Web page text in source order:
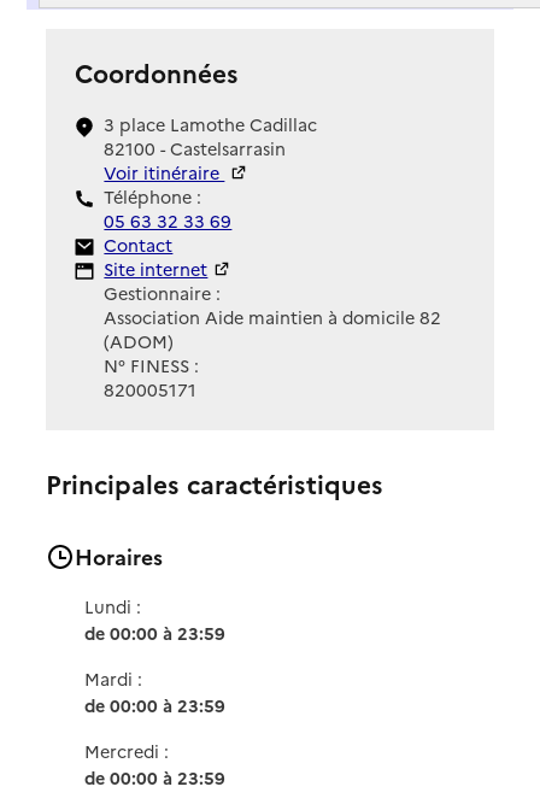
Coordonnées
3 place Lamothe Cadillac
82100 - Castelsarrasin
Voir itinéraire
Téléphone :
05 63 32 33 69
Contact
Contact
Site Internet
Site internet
Gestionnaire :
Association Aide maintien à domicile 82
(ADOM)
N° FINESS :
820005171
Principales caractéristiques
Horaires
Lundi :
de 00:00 à 23:59
Mardi :
de 00:00 à 23:59
Mercredi :
de 00:00 à 23:59